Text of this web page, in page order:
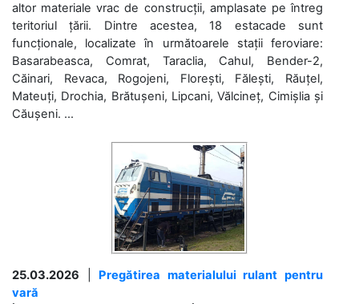
altor materiale vrac de construcții, amplasate pe întreg
teritoriul țării. Dintre acestea, 18 estacade sunt
funcționale, localizate în următoarele stații feroviare:
Basarabeasca, Comrat, Taraclia, Cahul, Bender-2,
Căinari, Revaca, Rogojeni, Florești, Fălești, Răuțel,
Mateuți, Drochia, Brătușeni, Lipcani, Vălcineț, Cimișlia și
Căușeni. ...
25.03.2026
Pregătirea materialului rulant pentru
vară